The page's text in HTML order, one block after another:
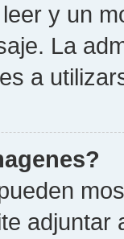
y un
La
a